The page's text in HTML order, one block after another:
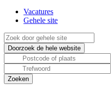
Vacatures
Gehele site